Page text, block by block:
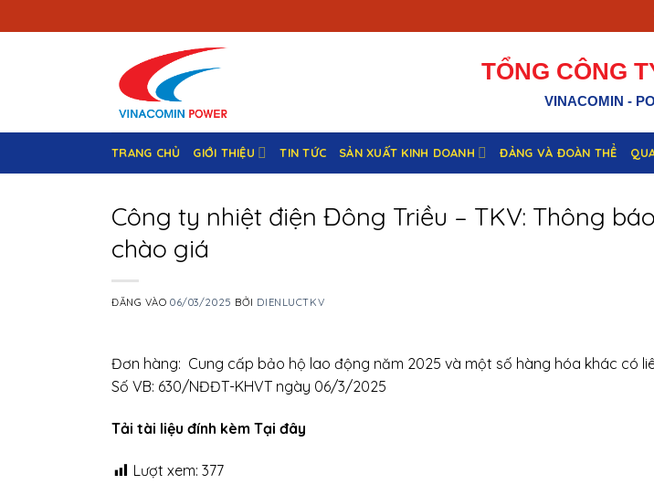
qua
TỔNG CÔNG
VINACOMIN -
TRANG CHỦ GIỚI THIỆU TIN TỨC SẢN XUẤT KINH DOANH ĐẢNG VÀ ĐOÀN THỂ
Công ty nhiệt điện Đông Triều – TKV: Thông
chào giá
ĐĂNG VÀO06/03/2025 BỞI DIENLUCTKV
Đơn hàng: Cung cấp bảo hộ lao động năm 2025 và một số hàng hóa khác có
Số VB: 630/NĐĐT-KHVT ngày 06/3/2025
Tải tài liệu đính kèm Tại đây
Lượt xem: 377